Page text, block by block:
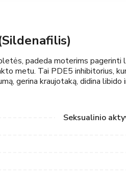
padeda moterims pagerinti
metu. Tai PDE5 inhibitorius,
gerina kraujotaką, didina libido
Seksualinio